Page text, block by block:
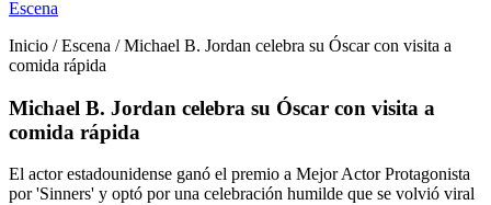
Escena
Inicio / Escena / Michael B. Jordan celebra su Óscar con visita a
comida rápida
Michael B. Jordan celebra su Óscar con visita a
comida rápida
El actor estadounidense ganó el premio a Mejor Actor Protagonista
por 'Sinners' y optó por una celebración humilde que se volvió viral